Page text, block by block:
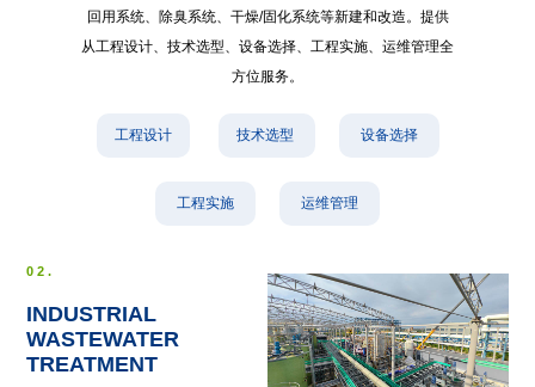
回用系统、除臭系统、干燥/固化系统等新建和改造。提供
从工程设计、技术选型、设备选择、工程实施、运维管理全
方位服务。
工程设计 技术选型 设备选择
工程实施 运维管理
02.
INDUSTRIAL
WASTEWATER
TREATMENT